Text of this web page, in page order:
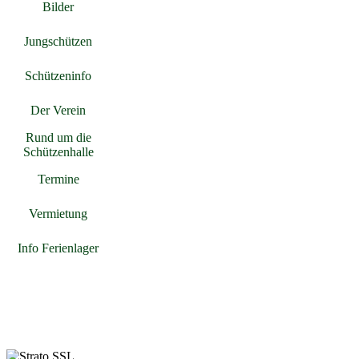
Bilder
Jungschützen
Schützeninfo
Der Verein
Rund um die
Schützenhalle
Termine
Vermietung
Info Ferienlager